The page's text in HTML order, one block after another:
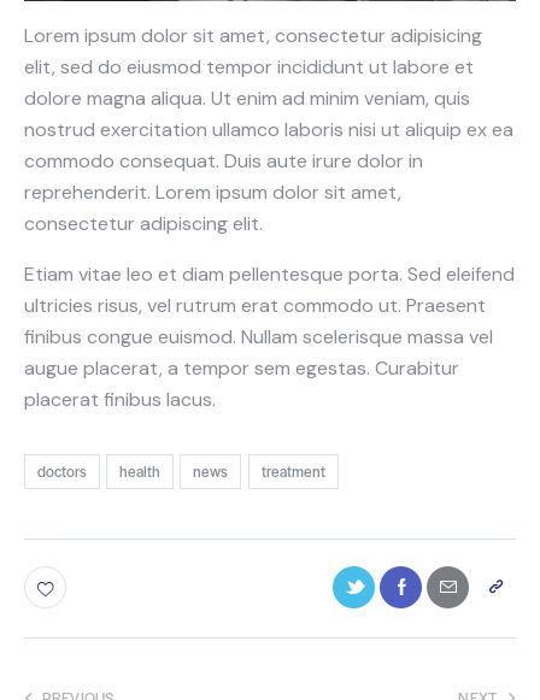
Lorem ipsum dolor sit amet, consectetur adipisicing
elit, sed do eiusmod tempor incididunt ut labore et
dolore magna aliqua. Ut enim ad minim veniam, quis
nostrud exercitation ullamco laboris nisi ut aliquip ex ea
commodo consequat. Duis aute irure dolor in
reprehenderit. Lorem ipsum dolor sit amet,
consectetur adipiscing elit.
Etiam vitae leo et diam pellentesque porta. Sed eleifend
ultricies risus, vel rutrum erat commodo ut. Praesent
finibus congue euismod. Nullam scelerisque massa vel
augue placerat, a tempor sem egestas. Curabitur
placerat finibus lacus.
doctors health news treatment